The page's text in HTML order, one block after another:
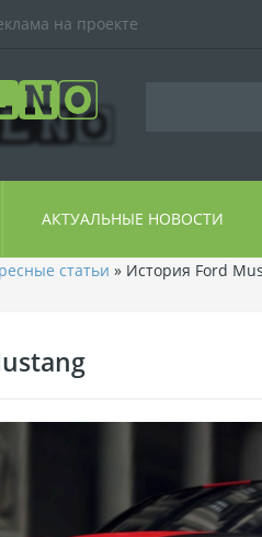
на проекте
АКТУАЛЬНЫЕ НОВОСТИ
статьи » История Ford